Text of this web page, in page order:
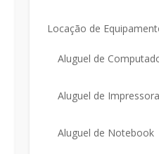
Locação de
Aluguel de
Aluguel de
Aluguel de Notebook